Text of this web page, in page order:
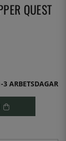
QUEST
3 ARBETSDAGAR